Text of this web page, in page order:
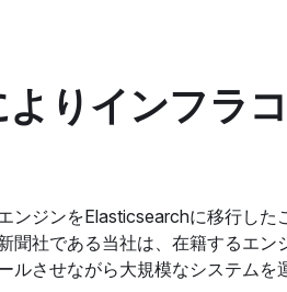
りインフラ
ンジンをElasticsearchに移行し
聞社である当社は、在籍するエ
ルさせながら大規模なシステムを